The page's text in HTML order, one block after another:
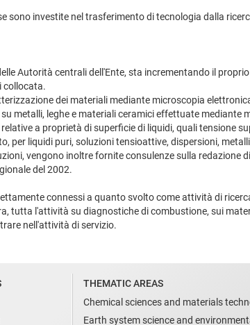
sono investite nel trasferimento di tecnologia dalla
Autorità centrali dell'Ente, sta incrementando il
collocata.
dei materiali mediante microscopia
metalli, leghe e materiali ceramici effettuate mediante
a proprietà di superficie di liquidi, quali tensione
per liquidi puri, soluzioni tensioattive, dispersioni,
vengono inoltre fornite consulenze sulla redazione
del 2002.
connessi a quanto svolto come attività di
tutta l'attività su diagnostiche di combustione, sui
nell'attività di servizio.
THEMATIC AREAS
Chemical sciences and materials
Earth system science and